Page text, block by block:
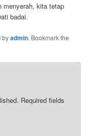
menyerah, kita tetap
badai.
byadmin. Bookmark the
Required fields